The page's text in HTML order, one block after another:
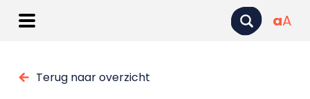
aA
Terug naar overzicht